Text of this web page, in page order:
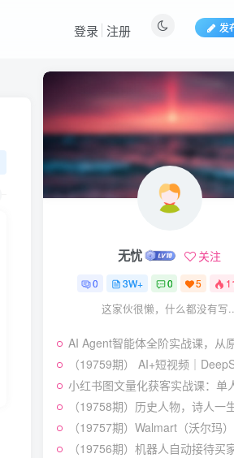
发
登录 注册
视频号暴力变
人瞬间绘画赛道
均可
23天前
（19404期）
电商高需求卖法，
3 （19545期）AI
作：
程，从零制作恶毒
全流程
13天前
（19538期）
局短视频教学：
授×标准化流程×
计×AI提示词×橱
件实战经验
13天前
5 短视频起号涨
全类目爆款剪辑实
节奏规划复盘落
15天前
无忧 关注
0 3W+ 0 5
这家伙很懒，什么都没有写
AI Agent智能体全阶实战课，从原理到实操，手把手搭建可自
（19759期） AI+短视频｜DeepSeek即梦豆包小云雀全工具教学，从账号定位到剪映剪辑，零基
小红书图文量化获客实战课：单人二十台设备矩阵搭建，标准化流程
（19758期）历史人物，诗人一生Vlog教学， AI制作丨伙伴计划丨精选收益丨商单收徒
（19757期）Walmart（沃尔玛）超市浏览标注项目，单账号日收益20+ 单电脑日收益
（19756期）机器人自动接待买家自动发货，跟着系统学拼多